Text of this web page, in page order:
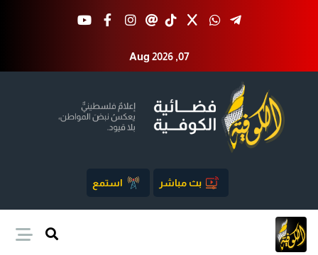
Aug 2026 ,07
بث مباشر استمع